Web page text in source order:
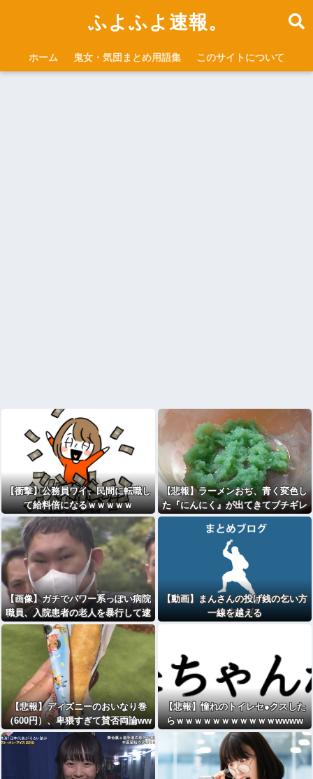
ふよふよ速報。
ホーム 鬼女・気団まとめ用語集 このサイトについて
【衝撃】公務員ワイ、民間に転職し
て給料倍になるｗｗｗｗｗ
【悲報】ラーメンおぢ、青く変色し
た『にんにく』が出てきてブチギレ
wwwwwwww
【画像】ガチでパワー系っぽい病院
職員、入院患者の老人を暴行して逮
捕される
【動画】まんさんの投げ銭の乞い方
一線を越える
【悲報】ディズニーのおいなり巻
（600円）、卑猥すぎて賛否両論ww
wwwwwwwwww
【悲報】憧れのトイレセ●クスした
らｗｗｗｗｗｗｗｗｗｗｗwwww